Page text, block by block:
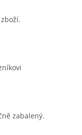
zabalený.